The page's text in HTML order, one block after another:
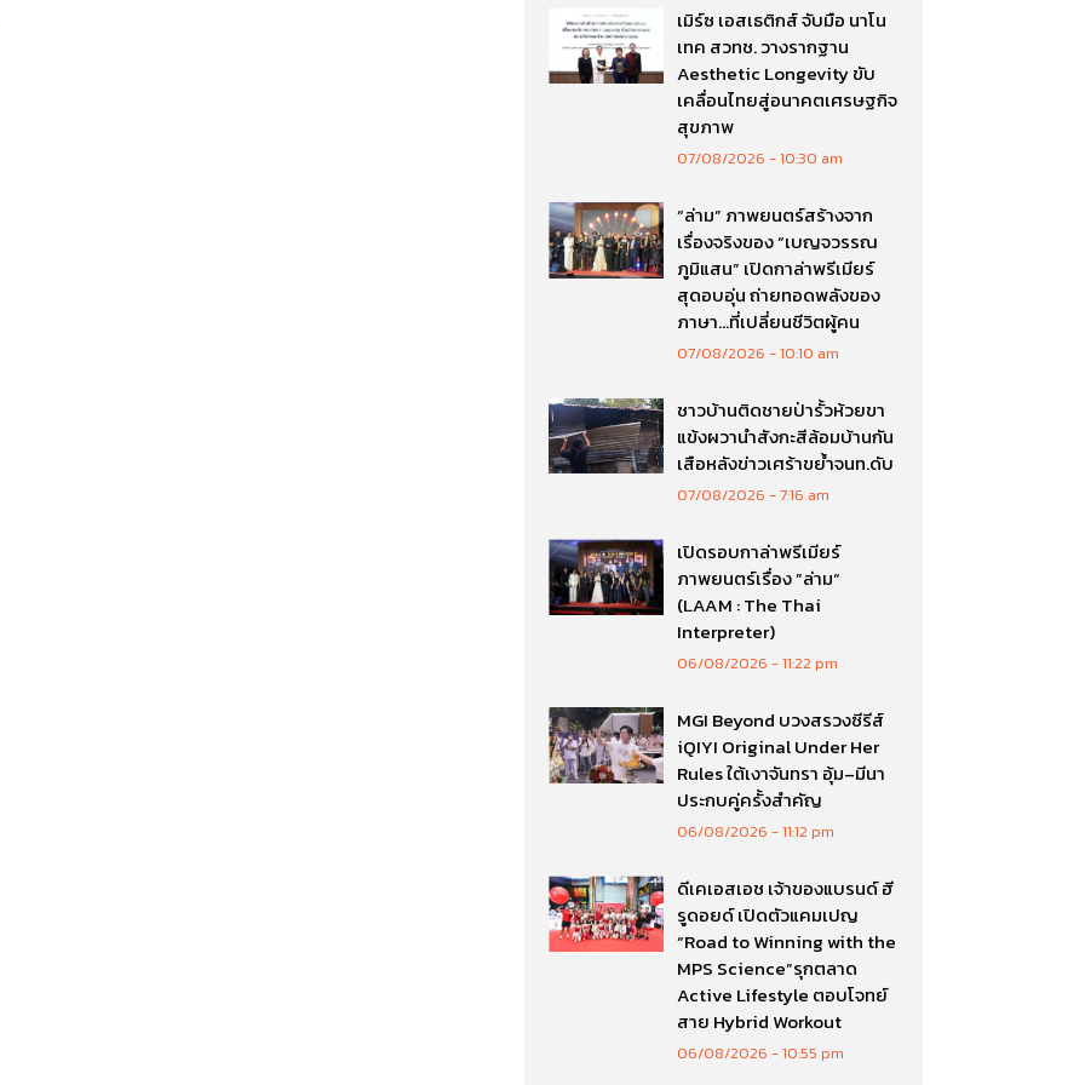
เมิร์ซ เอสเธติกส์ จับมือ นาโน
เทค สวทช. วางรากฐาน
Aesthetic Longevity ขับ
เคลื่อนไทยสู่อนาคตเศรษฐกิจ
สุขภาพ
07/08/2026 10:30 am
“ล่าม” ภาพยนตร์สร้างจาก
เรื่องจริงของ “เบญจวรรณ
ภูมิแสน” เปิดกาล่าพรีเมียร์
สุดอบอุ่น ถ่ายทอดพลังของ
ภาษา…ที่เปลี่ยนชีวิตผู้คน
07/08/2026 10:10 am
ชาวบ้านติดชายป่ารั้วห้วยขา
แข้งผวานำสังกะสีล้อมบ้านกัน
เสือหลังข่าวเศร้าขย้ำจนท.ดับ
07/08/2026 7:16 am
เปิดรอบกาล่าพรีเมียร์
ภาพยนตร์เรื่อง ”ล่าม“
(LAAM : The Thai
Interpreter)
06/08/2026 11:22 pm
MGI Beyond บวงสรวงซีรีส์
iQIYI Original Under Her
Rules ใต้เงาจันทรา อุ้ม–มีนา
ประกบคู่ครั้งสำคัญ
06/08/2026 11:12 pm
ดีเคเอสเอช เจ้าของแบรนด์ ฮี
รูดอยด์ เปิดตัวแคมเปญ
“Road to Winning with the
MPS Science”รุกตลาด
Active Lifestyle ตอบโจทย์
สาย Hybrid Workout
06/08/2026 10:55 pm